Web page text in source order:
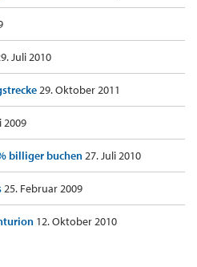
Juli 2010
29. Oktober 2011
2009
billiger buchen27. Juli 2010
25. Februar 2009
12. Oktober 2010